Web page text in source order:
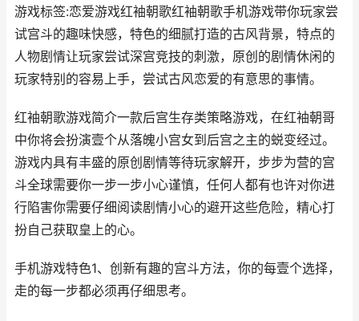
游戏标签:恋爱游戏红袖朝歌红袖朝歌手机游戏带你玩家尝
试宫斗的趣味快感，特色的细腻打造的古风背景，特点的
人物剧情让玩家尝试深宫竞技的刺激，原创的剧情休闲的
玩家特别的容易上手，尝试古风恋爱的有意思的事情。
红袖朝歌游戏简介一款后宫生存类策略游戏，在红袖朝哥
中你将会扮演壹个从落魄小宫女到后宫之主的蜕变经过。
游戏内具有丰盛的原创剧情等待玩家解开，步步为营的宫
斗全球需要你一步一步小心谨慎，任何人都有也许对你进
行陷害你需要仔细阅读剧情小心的避开这些危险，精心打
扮自己获取皇上的心。
手机游戏特色1、创新有趣的宫斗方法，你的每壹个选择，
走的每一步都必须再仔细思考。